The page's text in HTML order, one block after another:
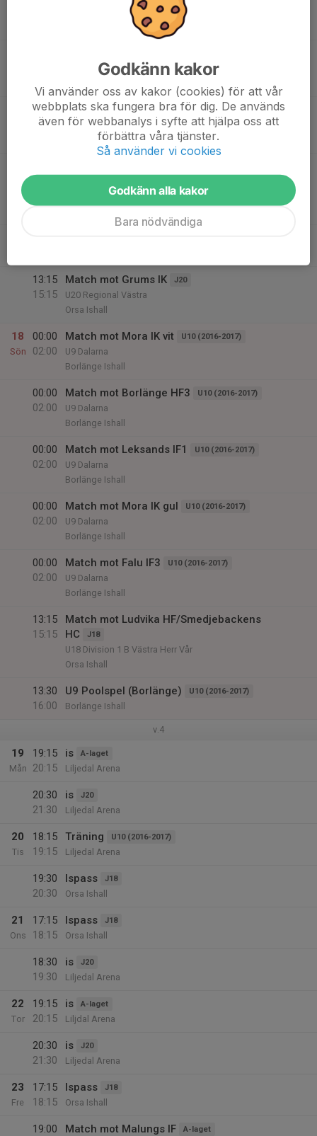
U10 Dalarna
00:00
02:00
Match mot Mora IK röd U10 (2016-2017)
U10 Dalarna
Orsa Ishall
U10 Dalarna
13:15
15:15
Match mot Grums IK J20
U20 Regional Västra
Orsa Ishall
18
Sön
00:00
02:00
Match mot Mora IK vit U10 (2016-2017)
U9 Dalarna
Borlänge Ishall
00:00
02:00
Match mot Borlänge HF3 U10 (2016-2017)
U9 Dalarna
Borlänge Ishall
00:00
02:00
Match mot Leksands IF1 U10 (2016-2017)
U9 Dalarna
Borlänge Ishall
00:00
02:00
Match mot Mora IK gul U10 (2016-2017)
U9 Dalarna
Borlänge Ishall
00:00
02:00
Match mot Falu IF3 U10 (2016-2017)
U9 Dalarna
Borlänge Ishall
13:15
15:15
Match mot Ludvika HF/Smedjebackens
HC
J18
U18 Division 1 B Västra Herr Vår
Orsa Ishall
13:30
16:00
U9 Poolspel (Borlänge) U10 (2016-2017)
Borlänge Ishall
v.4
19
Mån
19:15
20:15
is A-laget
Liljedal Arena
20:30
21:30
is J20
Liljedal Arena
20
Tis
18:15
19:15
Träning U10 (2016-2017)
Liljedal Arena
19:30
20:30
Ispass J18
Orsa Ishall
21
Ons
17:15
18:15
Ispass J18
Orsa Ishall
18:30
19:30
is J20
Liljedal Arena
22
Tor
19:15
20:15
is A-laget
Liljdal Arena
20:30
21:30
is J20
Liljedal Arena
23
Fre
17:15
18:15
Ispass J18
Orsa Ishall
19:00
Match mot Malungs IF A-laget
Godkänn kakor
Vi använder oss av kakor (cookies) för att vår
webbplats ska fungera bra för dig. De används
även för webbanalys i syfte att hjälpa oss att
förbättra våra tjänster.
Så använder vi cookies
Godkänn alla kakor
Bara nödvändiga